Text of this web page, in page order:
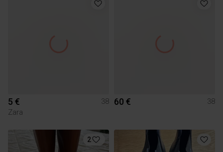
5 €
38
Zara
60 € 38
2